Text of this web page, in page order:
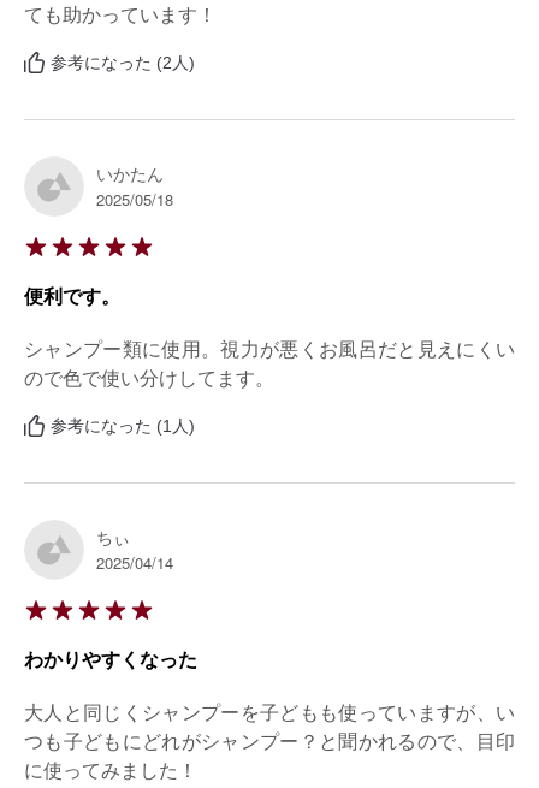
ても助かっています！
参考になった (2人)
いかたん
2025/05/18
便利です。
シャンプー類に使用。視力が悪くお風呂だと見えにくい
ので色で使い分けしてます。
参考になった (1人)
ちぃ
2025/04/14
わかりやすくなった
大人と同じくシャンプーを子どもも使っていますが、い
つも子どもにどれがシャンプー？と聞かれるので、目印
に使ってみました！